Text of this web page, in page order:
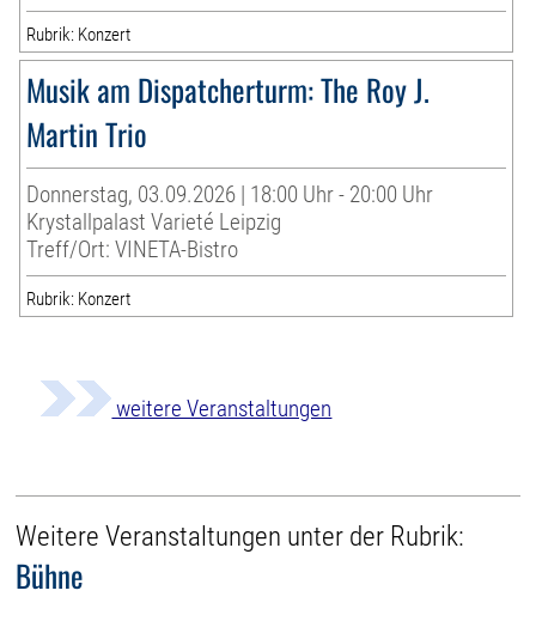
Rubrik: Konzert
Musik am Dispatcherturm: The Roy J.
Martin Trio
Donnerstag, 03.09.2026 | 18:00 Uhr - 20:00 Uhr
Krystallpalast Varieté Leipzig
Treff/Ort: VINETA-Bistro
Rubrik: Konzert
weitere Veranstaltungen
Weitere Veranstaltungen unter der Rubrik:
Bühne